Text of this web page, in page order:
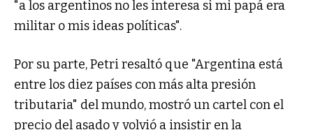
"a los argentinos no les interesa si mi papá era
militar o mis ideas políticas".
Por su parte, Petri resaltó que "Argentina está
entre los diez países con más alta presión
tributaria" del mundo, mostró un cartel con el
precio del asado y volvió a insistir en la